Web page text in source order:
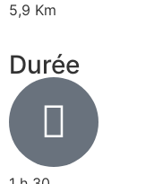
5,9 Km
Durée